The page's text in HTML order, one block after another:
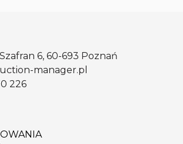
6, 60-693 Poznań
manager.pl
226